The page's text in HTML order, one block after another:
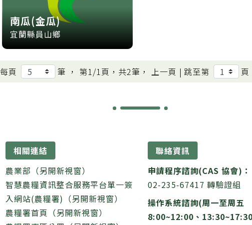
南瓜(金瓜)
宜蘭縣員山鄉
每頁 筆 ， 第1/1頁，共2筆， 上一頁 | 跳至第
相關連結
農業部（另開新視窗）
智慧農糧資訊整合服務平台單一簽
入網站(農糧署)（另開新視窗）
農糧署首頁（另開新視窗）
聯絡資訊
申請程序諮詢(CAS 協會)：
02-235-67417 轉驗證組
操作系統諮詢(周一至周五
8:00~12:00、